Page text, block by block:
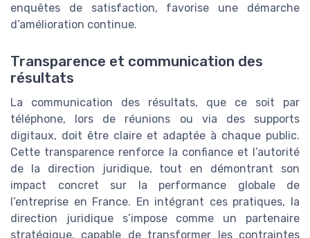
enquêtes de satisfaction, favorise une démarche
d’amélioration continue.
Transparence et communication des
résultats
La communication des résultats, que ce soit par
téléphone, lors de réunions ou via des supports
digitaux, doit être claire et adaptée à chaque public.
Cette transparence renforce la confiance et l’autorité
de la direction juridique, tout en démontrant son
impact concret sur la performance globale de
l’entreprise en France. En intégrant ces pratiques, la
direction juridique s’impose comme un partenaire
stratégique, capable de transformer les contraintes